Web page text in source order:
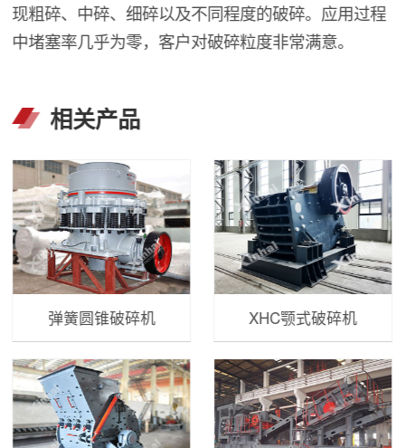
现粗碎、中碎、细碎以及不同程度的破碎。应用过程
中堵塞率几乎为零，客户对破碎粒度非常满意。
相关产品
弹簧圆锥破碎机 XHC颚式破碎机